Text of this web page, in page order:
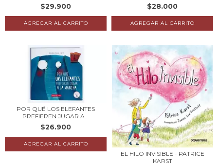
$29.900 $28.000
POR QUÉ LOS ELEFANTES
PREFIEREN JUGAR A...
$26.900
EL HILO INVISIBLE - PATRICE
KARST